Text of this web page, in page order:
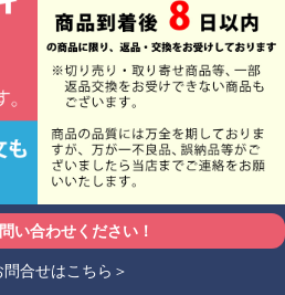
い合わせください！
問合せはこちら＞